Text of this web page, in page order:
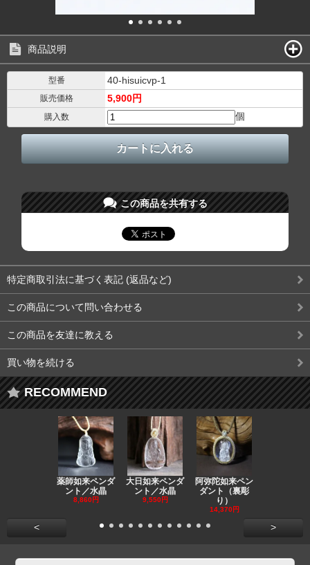
商品説明
型番 40-hisuicvp-1
販売価格 5,900円
購入数 個
この商品を共有する
特定商取引法に基づく表記 (返品など)
この商品について問い合わせる
この商品を友達に教える
買い物を続ける
RECOMMEND
薬師如来ペンダ
ント／水晶
8,860円
大日如来ペンダ
ント／水晶
9,550円
阿弥陀如来ペン
ダント（裏彫
り）
14,370円
< >